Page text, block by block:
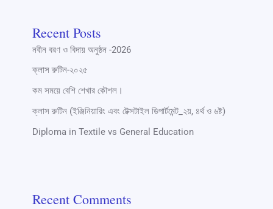
Recent Posts
নবীন বরণ ও বিদায় অনুষ্ঠন -2026
ক্লাস রুটিন-২০২৫
কম সময়ে বেশি শেখার কৌশল।
ক্লাস রুটিন (ইঞ্জিনিয়ারিং এবং টেক্সটাইল ডিপার্টমেন্ট_২য়, ৪র্থ ও ৬ষ্ট)
Diploma in Textile vs General Education
Recent Comments